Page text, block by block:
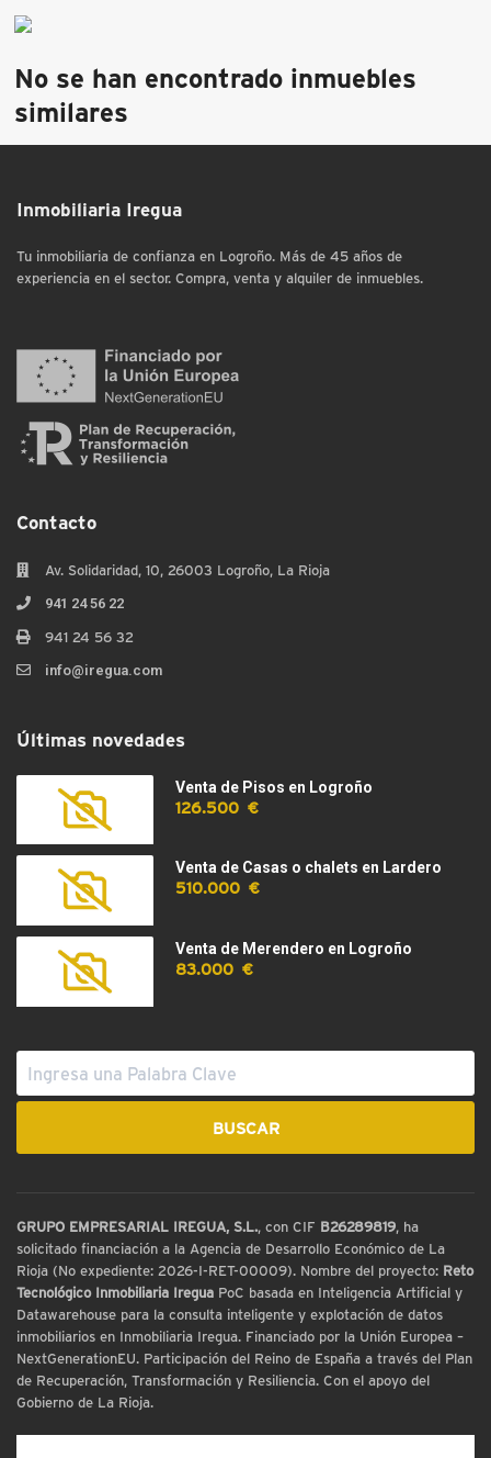
No se han encontrado inmuebles
similares
Inmobiliaria Iregua
Tu inmobiliaria de confianza en Logroño. Más de 45 años de
experiencia en el sector. Compra, venta y alquiler de inmuebles.
Contacto
Av. Solidaridad, 10, 26003 Logroño, La Rioja
941 24 56 22
941 24 56 32
info@iregua.com
Últimas novedades
Venta de Pisos en Logroño
126.500 €
Venta de Casas o chalets en Lardero
510.000 €
Venta de Merendero en Logroño
83.000 €
GRUPO EMPRESARIAL IREGUA, S.L., con CIF B26289819, ha
solicitado financiación a la Agencia de Desarrollo Económico de La
Rioja (No expediente: 2026-I-RET-00009). Nombre del proyecto: Reto
Tecnológico Inmobiliaria Iregua PoC basada en Inteligencia Artificial y
Datawarehouse para la consulta inteligente y explotación de datos
inmobiliarios en Inmobiliaria Iregua. Financiado por la Unión Europea –
NextGenerationEU. Participación del Reino de España a través del Plan
de Recuperación, Transformación y Resiliencia. Con el apoyo del
Gobierno de La Rioja.